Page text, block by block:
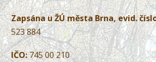
Zapsána u ŽÚ města Brna, evid.
523 884
IČO:745 00 210